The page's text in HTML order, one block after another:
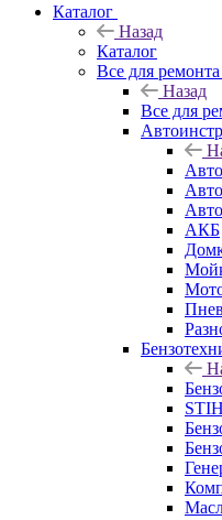
Каталог
Назад
Каталог
Все для ремонта
Назад
Все для
АКБ